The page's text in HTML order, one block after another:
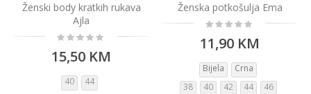
Ženski body kratkih rukava
Ajla
Rating:
0%
15,50 KM
40 44
Ženska potkošulja Ema
Rating:
0%
11,90 KM
Bijela
Crna
38
40 42 44 46